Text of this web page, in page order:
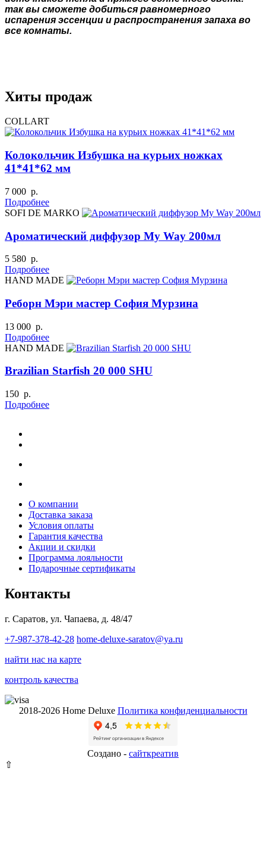
так вы сможете добиться равномерного
испарения эссенции и распространения запаха во
все комнаты.
Хиты продаж
COLLART
Колокольчик Избушка на курьих ножках
41*41*62 мм
7 000 р.
Подробнее
SOFI DE MARKO
Ароматический диффузор My Way 200мл
5 580 р.
Подробнее
HAND MADE
Реборн Мэри мастер София Мурзина
13 000 р.
Подробнее
HAND MADE
Brazilian Starfish 20 000 SHU
150 р.
Подробнее
О компании
Доставка заказа
Условия оплаты
Гарантия качества
Акции и скидки
Программа лояльности
Подарочные сертификаты
Контакты
г. Саратов, ул. Чапаева, д. 48/47
+7-987-378-42-28 home-deluxe-saratov@ya.ru
найти нас на карте
контроль качества
2018-2026 Home Deluxe Политика конфиденциальности
Создано - сайткрeатив
⇧